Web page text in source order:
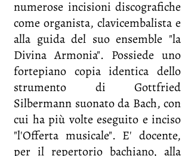
numerose incisioni discografiche
come organista, clavicembalista e
alla guida del suo ensemble "la
Divina Armonia". Possiede uno
fortepiano copia identica dello
strumento di Gottfried
Silbermann suonato da Bach, con
cui ha più volte eseguito e inciso
"l'Offerta musicale". E' docente,
per il repertorio bachiano, alla